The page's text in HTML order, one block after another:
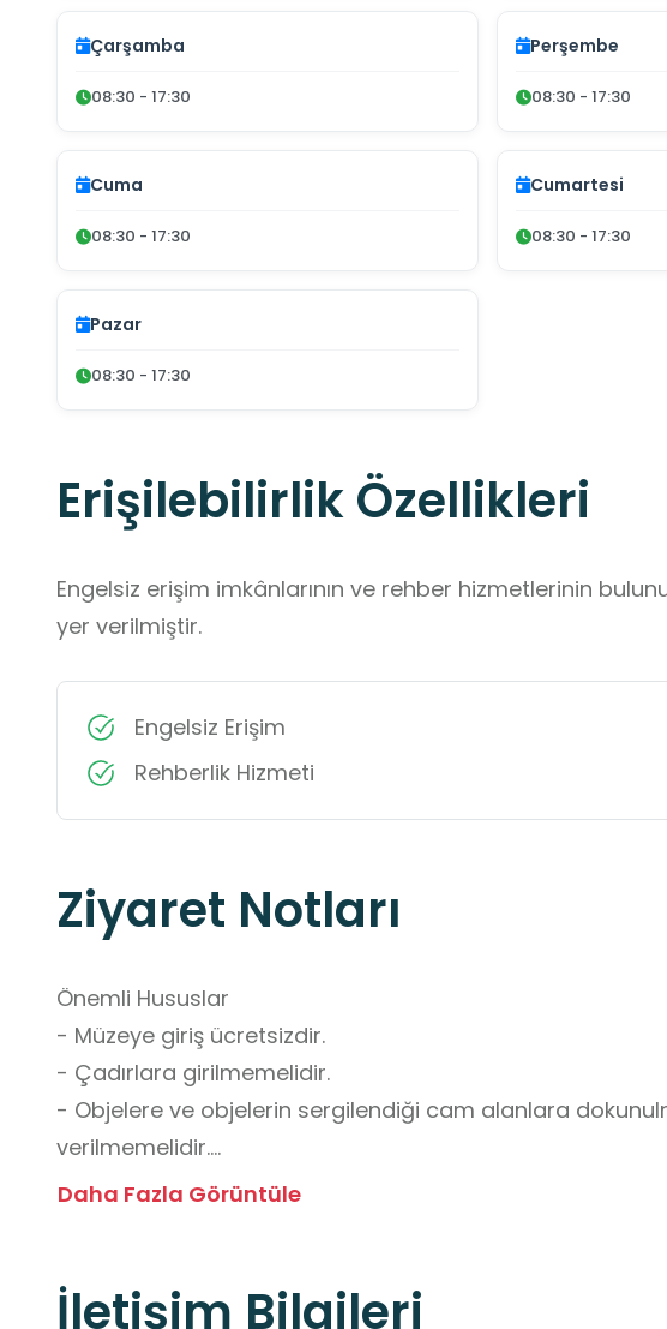
Çarşamba
08:30 - 17:30
Perşembe
08:30 - 17:30
Cuma
08:30 - 17:30
Cumartesi
08:30 - 17:30
Pazar
08:30 - 17:30
Erişilebilirlik Özellikleri
Engelsiz erişim imkânlarının ve rehber hizmetlerinin
yer verilmiştir.
Engelsiz Erişim
Rehberlik Hizmeti
Ziyaret Notları
Önemli Hususlar
- Müzeye giriş ücretsizdir.
- Çadırlara girilmemelidir.
- Objelere ve objelerin sergilendiği cam alanlara
verilmemelidir.
- Yiyecek içecek getirilmemelidir.
Daha Fazla Görüntüle
İletişim Bilgileri